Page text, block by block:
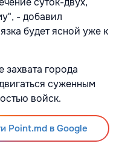
- добавил
будет ясной уже к
захвата города
суженным
войск.
Point.md в Google